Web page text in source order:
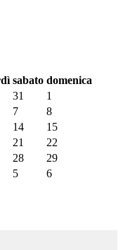
sabato domenica
31
1
7
8
14
15
21
22
28
29
5 6